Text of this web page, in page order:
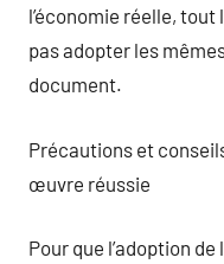
l’économie réelle,
pas adopter les
document.
Précautions et
œuvre réussie
Pour que l’adoption